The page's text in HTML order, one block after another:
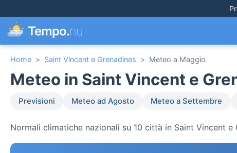
Tempo.nu
Home > Saint Vincent e Grenadines > Meteo a Maggio
Meteo in Saint Vincent e
Previsioni Meteo ad Agosto Meteo a Settembre
Normali climatiche nazionali su 10 città in Saint Vincent e